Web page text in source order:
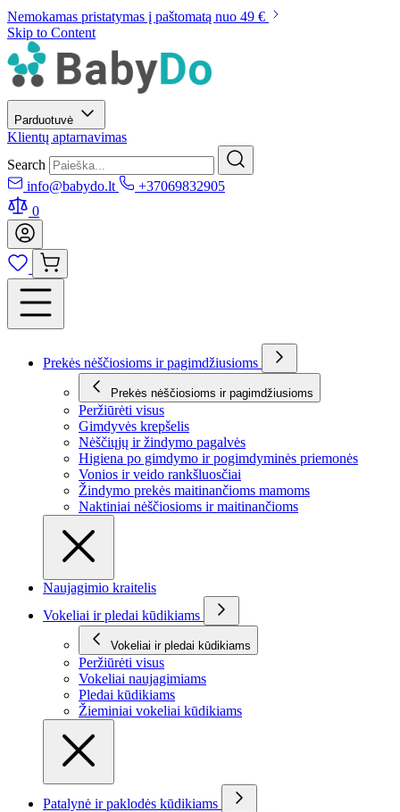
Nemokamas pristatymas į paštomatą nuo 49 €
Skip to Content
Parduotuvė
Klientų aptarnavimas
Search
info@babydo.lt
+37069832905
0
Prekės nėščiosioms ir pagimdžiusioms
Prekės nėščiosioms ir pagimdžiusioms
Peržiūrėti visus
Gimdyvės krepšelis
Nėščiųjų ir žindymo pagalvės
Higiena po gimdymo ir pogimdyminės priemonės
Vonios ir veido rankšluosčiai
Žindymo prekės maitinančioms mamoms
Naktiniai nėščiosioms ir maitinančioms
Naujagimio kraitelis
Vokeliai ir pledai kūdikiams
Vokeliai ir pledai kūdikiams
Peržiūrėti visus
Vokeliai naujagimiams
Pledai kūdikiams
Žieminiai vokeliai kūdikiams
Patalynė ir paklodės kūdikiams